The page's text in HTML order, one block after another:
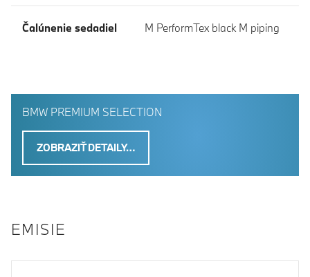
Čalúnenie sedadiel M PerformTex black M piping
BMW PREMIUM SELECTION
ZOBRAZIŤ DETAILY…
EMISIE